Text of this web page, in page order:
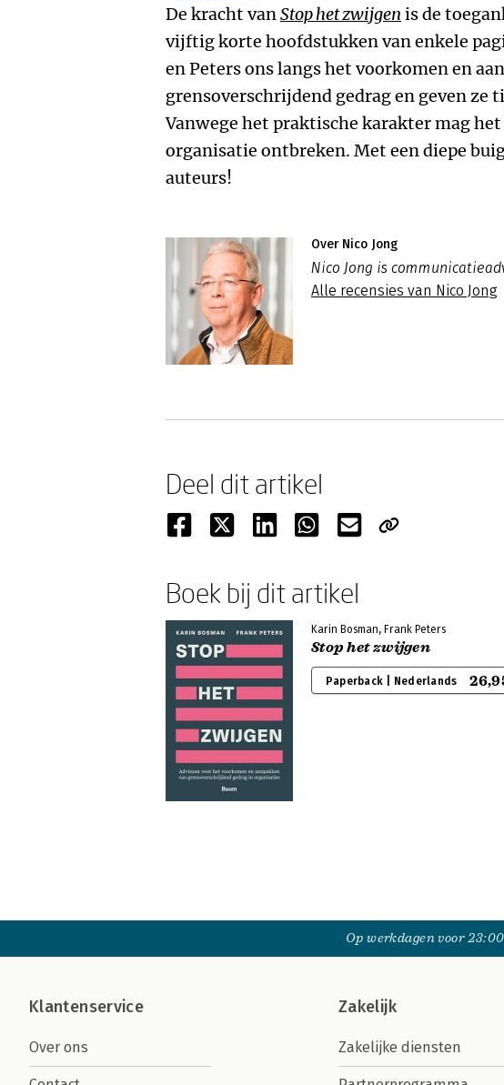
De kracht vanStop het zwijgen is de
vijftig korte hoofdstukken van enkele
en Peters ons langs het voorkomen en
grensoverschrijdend gedrag en geven ze
Vanwege het praktische karakter mag
organisatie ontbreken. Met een diepe
auteurs!
Over Nico Jong
Nico Jong is
Alle recensies van Nico Jong
Deel dit artikel
Boek bij dit artikel
Karin Bosman, Frank Peters
Stop het zwijgen
Paperback | Nederlands
Op werkdagen voor
Klantenservice
Over ons
Zakelijk
Zakelijke diensten